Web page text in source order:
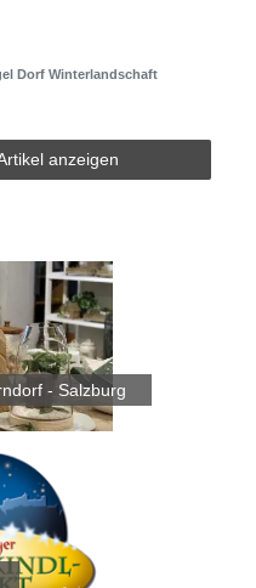
Dorf Winterlandschaft
anzeigen
- Salzburg